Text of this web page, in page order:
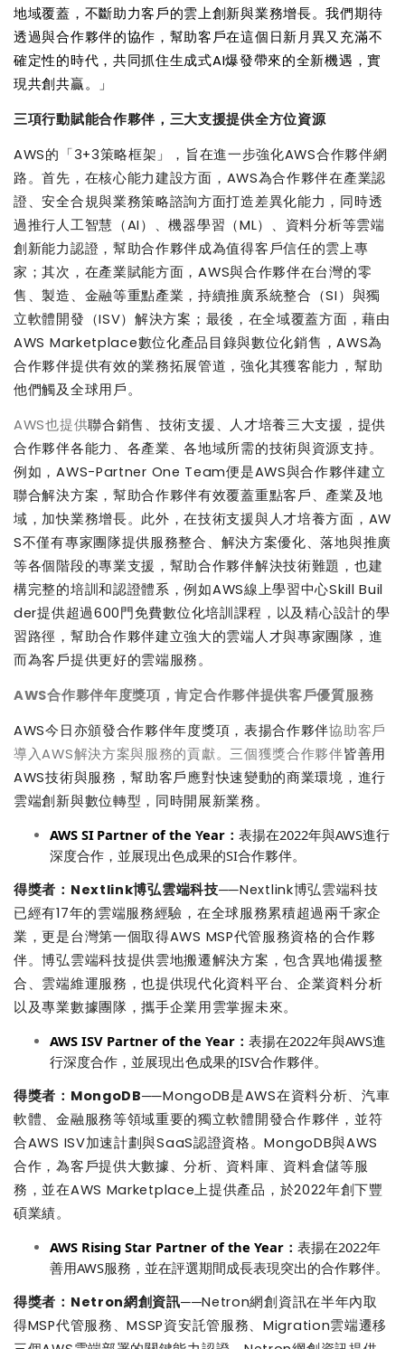
地域覆蓋，不斷助力客戶的雲上創新與業務增長。我們期待
透過與合作夥伴的協作，幫助客戶在這個日新月異又充滿不
確定性的時代，共同抓住生成式AI爆發帶來的全新機遇，實
現共創共贏。」
三項行動賦能合作夥伴，三大支援提供全方位資源
AWS的「3+3策略框架」，旨在進一步強化AWS合作夥伴網
路。首先，在核心能力建設方面， AWS為合作夥伴在產業認
證、安全合規與業務策略諮詢方面打造差異化能力，同時透
過推行人工智慧（AI ）、機器學習（ML）、資料分析等雲端
創新能力認證，幫助合作夥伴成為值得客戶信任的雲上專
家；其次，在產業賦能方面，AWS與合作夥伴在台灣的零
售、製造、金融等重點產業，持續推廣系統整合（SI ）與獨
立軟體開發（ISV）解決方案；最後，在全域覆蓋方面，藉由
AWS Marketplace數位化產品目錄與數位化銷售，AWS為
合作夥伴提供有效的業務拓展管道，強化其獲客能力，幫助
他們觸及全球用戶。
AWS也提供聯合銷售、技術支援、人才培養三大支援，提供
合作夥伴各能力、各產業、各地域所需的技術與資源支持。
例如，AWS-Partner One Team便是AWS與合作夥伴建立
聯合解決方案，幫助合作夥伴有效覆蓋重點客戶、產業及地
域，加快業務增長。此外，在技術支援與人才培養方面， AW
S不僅有專家團隊提供服務整合、解決方案優化、落地與推廣
等各個階段的專業支援，幫助合作夥伴解決技術難題，也建
構完整的培訓和認證體系，例如AWS線上學習中心Skill Buil
der提供超過600門免費數位化培訓課程，以及精心設計的學
習路徑，幫助合作夥伴建立強大的雲端人才與專家團隊，進
而為客戶提供更好的雲端服務。
AWS合作夥伴年度獎項，肯定合作夥伴提供客戶優質服務
AWS今日亦頒發合作夥伴年度獎項，表揚合作夥伴協助客戶
導入AWS解決方案與服務的貢獻。三個獲獎合作夥伴皆善用
AWS技術與服務，幫助客戶應對快速變動的商業環境，進行
雲端創新與數位轉型，同時開展新業務。
AWS SI Partner of the Year ： 表揚在2022年與AWS進行
深度合作，並展現出色成果的SI合作夥伴。
得獎者： Nextlink博弘雲端科技──Nextlink博弘雲端科技
已經有17年的雲端服務經驗，在全球服務累積超過兩千家企
業，更是台灣第一個取得AWS MSP代管服務資格的合作夥
伴。博弘雲端科技提供雲地搬遷解決方案，包含異地備援整
合、雲端維運服務，也提供現代化資料平台、企業資料分析
以及專業數據團隊，攜手企業用雲掌握未來。
AWS ISV Partner of the Year ： 表揚在2022年與AWS進
行深度合作，並展現出色成果的ISV合作夥伴。
得獎者： MongoDB──MongoDB是AWS在資料分析、汽車
軟體、金融服務等領域重要的獨立軟體開發合作夥伴，並符
合AWS ISV加速計劃與SaaS認證資格。MongoDB與AWS
合作，為客戶提供大數據、分析、資料庫、資料倉儲等服
務，並在AWS Marketplace上提供產品，於2022年創下豐
碩業績。
AWS Rising Star Partner of the Year ： 表揚在2022年
善用AWS服務，並在評選期間成長表現突出的合作夥伴。
得獎者： Netron網創資訊──Netron網創資訊在半年內取
得MSP代管服務、MSSP資安託管服務、Migration雲端遷移